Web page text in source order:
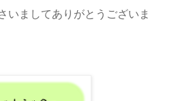
いましてありがとうございま